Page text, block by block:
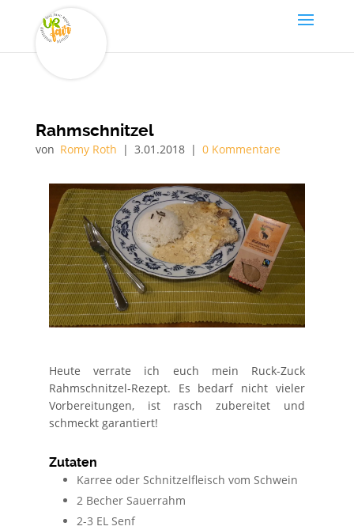
Rahmschnitzel
von Romy Roth | 3.01.2018 | 0 Kommentare
Heute verrate ich euch mein Ruck-Zuck
Rahmschnitzel-Rezept. Es bedarf nicht vieler
Vorbereitungen, ist rasch zubereitet und
schmeckt garantiert!
Zutaten
Karree oder Schnitzelfleisch vom Schwein
2 Becher Sauerrahm
2-3 EL Senf